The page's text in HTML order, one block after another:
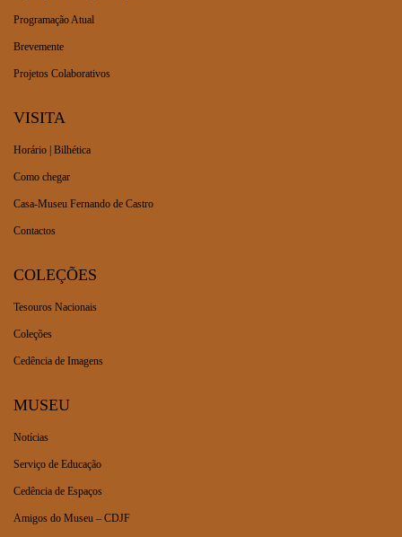
Programação Atual
Brevemente
Projetos Colaborativos
VISITA
Horário | Bilhética
Como chegar
Casa-Museu Fernando de Castro
Contactos
COLEÇÕES
Tesouros Nacionais
Coleções
Cedência de Imagens
MUSEU
Notícias
Serviço de Educação
Cedência de Espaços
Amigos do Museu – CDJF